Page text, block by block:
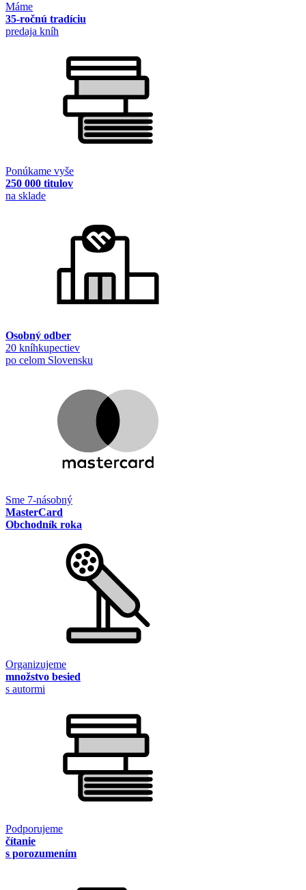
Máme
35-ročnú tradíciu
predaja kníh
Ponúkame vyše
250 000 titulov
na sklade
Osobný odber
20 kníhkupectiev
po celom Slovensku
Sme 7-násobný
MasterCard
Obchodník roka
Organizujeme
množstvo besied
s autormi
Podporujeme
čítanie
s porozumením